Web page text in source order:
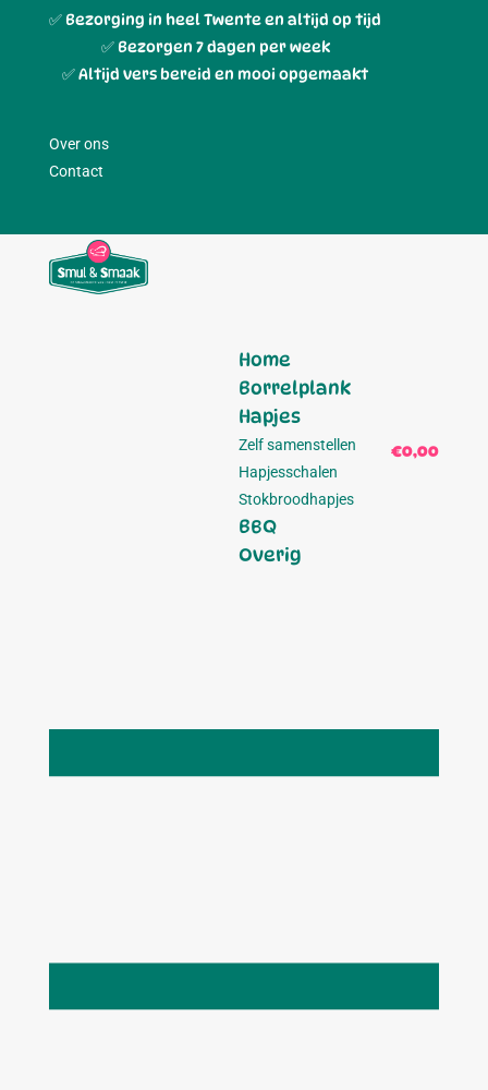
✅ Bezorging in heel Twente en altijd op tijd
✅ Bezorgen 7 dagen per week
✅ Altijd vers bereid en mooi opgemaakt
Over ons
Contact
Home
Borrelplank
Hapjes
Zelf samenstellen
Hapjesschalen
Stokbroodhapjes
BBQ
Overig
€0,00